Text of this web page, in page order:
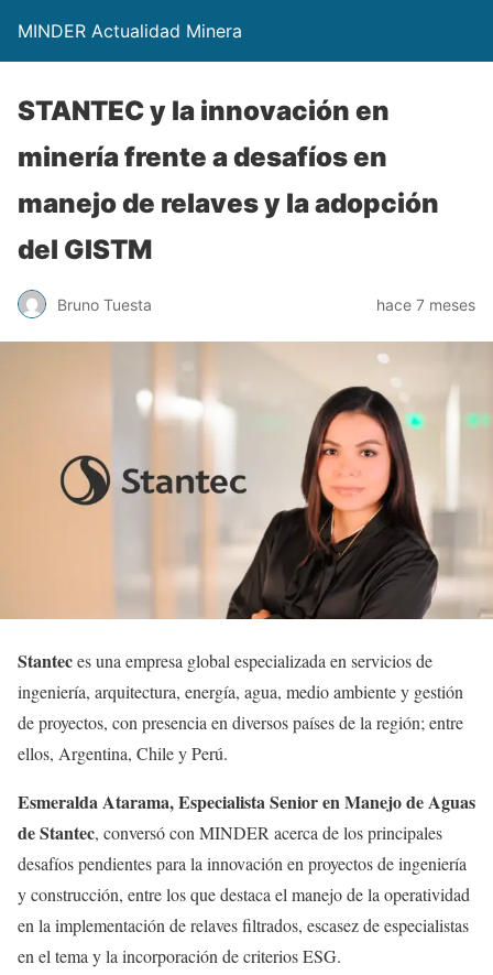
MINDER Actualidad Minera
STANTEC y la innovación en
minería frente a desafíos en
manejo de relaves y la adopción
del GISTM
Bruno Tuesta hace 7 meses
Stanteces una empresa global especializada en servicios de
ingeniería, arquitectura, energía, agua, medio ambiente y gestión
de proyectos, con presencia en diversos países de la región; entre
ellos, Argentina, Chile y Perú.
Esmeralda Atarama, Especialista Senior en Manejo de Aguas
de Stantec, conversó con MINDER acerca de los principales
desafíos pendientes para la innovación en proyectos de ingeniería
y construcción, entre los que destaca el manejo de la operatividad
en la implementación de relaves filtrados, escasez de especialistas
en el tema y la incorporación de criterios ESG.